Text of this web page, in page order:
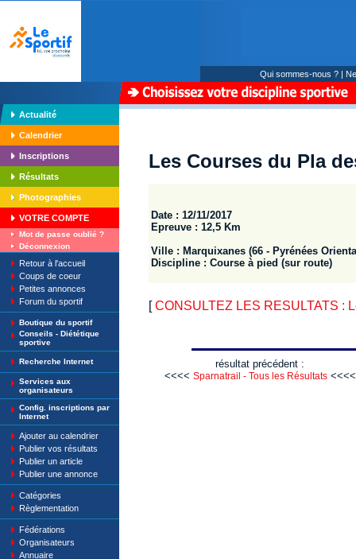
Qui sommes-nous ? |
Actualité
Calendrier
Inscriptions
Résultats
Photographies
VOTRE COMPTE
Mot de passe oublié ?
Déconnexion
Retour à l'accueil
Coups de coeur
Petites annonces
Forum du sportif
Boutique du sportif
Conseils - Diététique
sportive
Recherche Internet
Services aux
organisateurs
Config. inscriptions par
Internet
Ajouter au calendrier
Publier vos résultats
Publier un article
Publier une annonce
Catégories
Règlementation
Fédérations
Organisateurs
Annuaire
Les Courses du Pla
Date : 12/11/2017
Epreuve : 12,5 Km
Ville : Marquixanes (66 - Pyrénées
Discipline : Course à pied (sur route)
[CONSULTEZ LES RESULTATS :
résultat précédent :
<<<< Sparnatrail - Tous les Résultats<<<<